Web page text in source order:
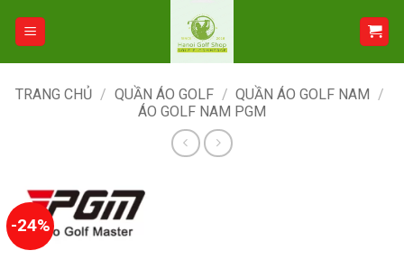
TRANG CHỦ / QUẦN ÁO GOLF / QUẦN ÁO GOLF NAM /
ÁO GOLF NAM PGM
-24%